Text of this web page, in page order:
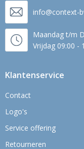
info@context-
Maandag t/m
Vrijdag 09:00 -
Klantenservice
Contact
Logo's
Service offering
Retourneren